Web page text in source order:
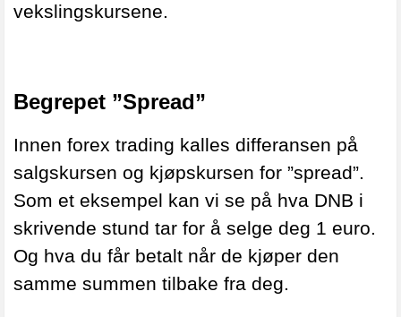
vekslingskursene.
Begrepet ”Spread”
Innen forex trading kalles differansen på
salgskursen og kjøpskursen for ”spread”.
Som et eksempel kan vi se på hva DNB i
skrivende stund tar for å selge deg 1 euro.
Og hva du får betalt når de kjøper den
samme summen tilbake fra deg.